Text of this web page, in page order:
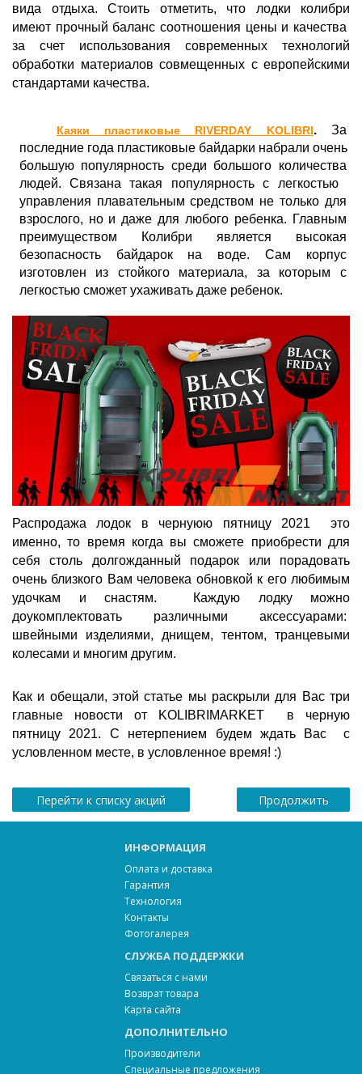
вида отдыха. Стоить отметить, что лодки колибри
имеют прочный баланс соотношения цены и качества
за счет использования современных технологий
обработки материалов совмещенных с европейскими
стандартами качества.
Каяки пластиковые RIVERDAY KOLIBRI.
За
последние года пластиковые байдарки набрали очень
большую популярность среди большого количества
людей. Связана такая популярность с легкостью
управления плавательным средством не только для
взрослого, но и даже для любого ребенка. Главным
преимуществом Колибри является высокая
безопасность байдарок на воде. Сам корпус
изготовлен из стойкого материала, за которым с
легкостью сможет ухаживать даже ребенок.
Распродажа лодок в чернуюю пятницу 2021  это
именно, то время когда вы сможете приобрести для
себя столь долгожданный подарок или порадовать
очень близкого Вам человека обновкой к его любимым
удочкам и снастям.  Каждую лодку можно
доукомплектовать различными аксессуарами:
швейными изделиями, днищем, тентом, транцевыми
колесами и многим другим.
Как и обещали, этой статье мы раскрыли для Вас три
главные новости от KOLIBRIMARKET  в черную
пятницу 2021. С нетерпением будем ждать Вас  с
условленном месте, в условленное время! :)
Перейти к списку акций Продолжить
ИНФОРМАЦИЯ
Оплата и доставка
Гарантия
Технология
Контакты
Фотогалерея
СЛУЖБА ПОДДЕРЖКИ
Связаться с нами
Возврат товара
Карта сайта
ДОПОЛНИТЕЛЬНО
Производители
Специальные предложения